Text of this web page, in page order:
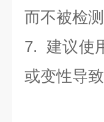
而不被检测
7. 建议使
或变性导